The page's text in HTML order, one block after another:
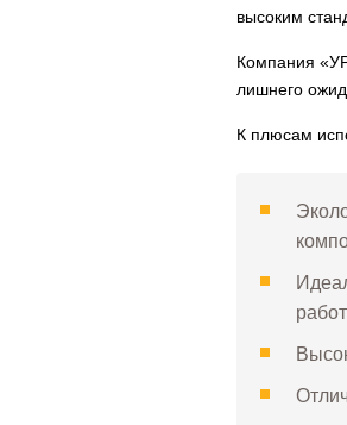
высоким
Компания
лишнего
К плюсам